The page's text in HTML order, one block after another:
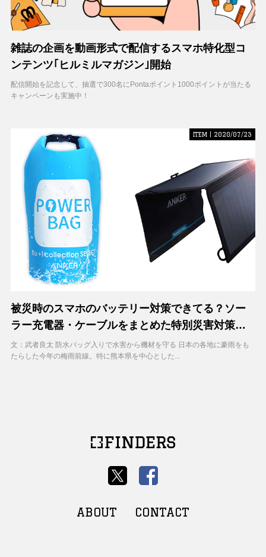
雑誌の企画を動画形式で配信するスマホ特化型コ
ンテンツ｢ヒルミルマガジン｣開始
配信開始を記念して、抽選で300名にPontaポイント1000ポイントが当たる
キャンペーンも実施中！
ITEM | 2020/07/23
被災時のスマホのバッテリー対策できてる？ソー
ラー充電器・ケーブルをまとめた特別災害対策セ
ット「Anker Power Bag」をKDDIが販売
文：武者良太 防水バッグ入りで水害から機材を守る 日本の各地に豪雨をも
たらした今年の梅雨前線。特に熊本県を中心とした...
ABOUT CONTACT